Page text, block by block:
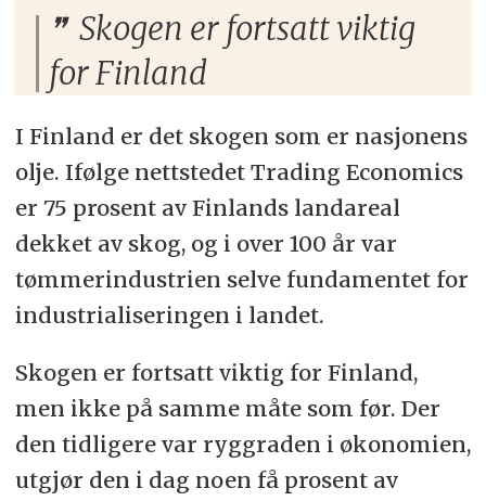
Skogen er fortsatt viktig
for Finland
I Finland er det skogen som er nasjonens
olje. Ifølge nettstedet Trading Economics
er 75 prosent av Finlands landareal
dekket av skog, og i over 100 år var
tømmerindustrien selve fundamentet for
industrialiseringen i landet.
Skogen er fortsatt viktig for Finland,
men ikke på samme måte som før. Der
den tidligere var ryggraden i økonomien,
utgjør den i dag noen få prosent av